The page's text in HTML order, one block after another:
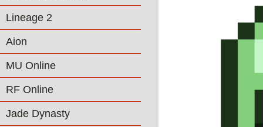
Lineage 2
Aion
MU Online
RF Online
Jade Dynasty